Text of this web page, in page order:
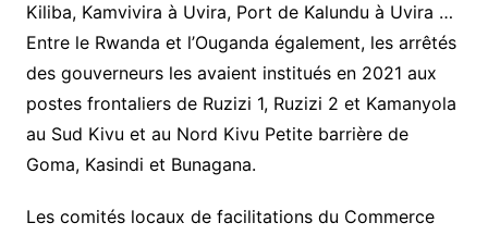
Kiliba, Kamvivira à Uvira, Port de Kalundu à Uvira …
Entre le Rwanda et l’Ouganda également, les arrêtés
des gouverneurs les avaient institués en 2021 aux
postes frontaliers de Ruzizi 1, Ruzizi 2 et Kamanyola
au Sud Kivu et au Nord Kivu Petite barrière de
Goma, Kasindi et Bunagana.
Les comités locaux de facilitations du Commerce